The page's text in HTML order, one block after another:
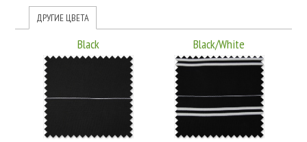
ДРУГИЕ ЦВЕТА
Black Black/White